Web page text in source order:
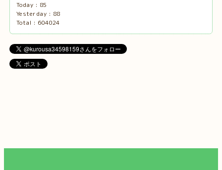
Today : 85
Yesterday : 88
Total : 604024